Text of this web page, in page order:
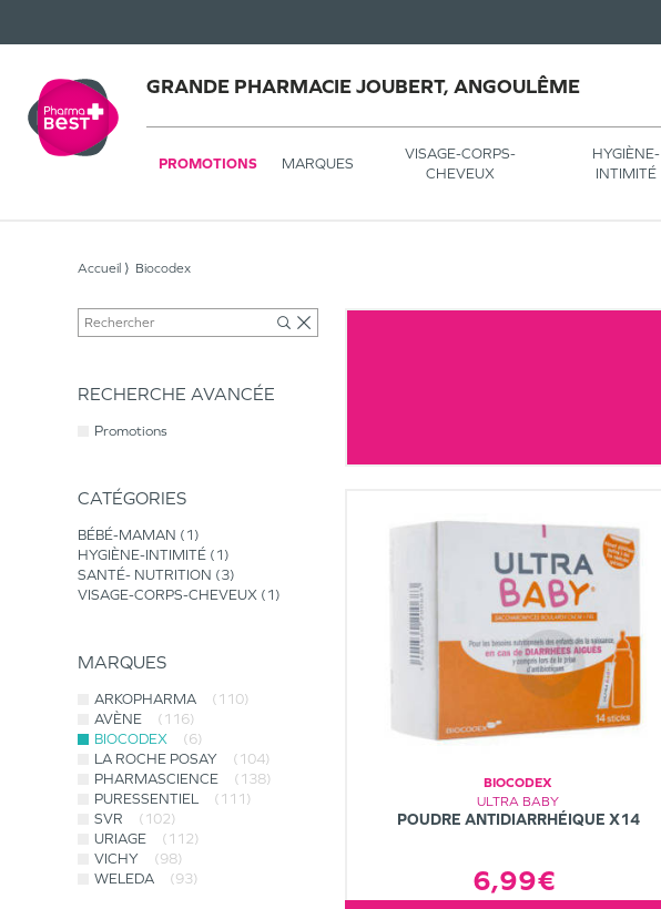
GRANDE PHARMACIE JOUBERT, ANGOULÊME
PROMOTIONS MARQUES
VISAGE-CORPS-
CHEVEUX
HYGIÈNE-
INTIMITÉ
Accueil Biocodex
RECHERCHE AVANCÉE
Promotions
CATÉGORIES
BÉBÉ-MAMAN
1
HYGIÈNE-INTIMITÉ
1
SANTÉ- NUTRITION
3
VISAGE-CORPS-CHEVEUX
1
MARQUES
ARKOPHARMA
(110)
AVÈNE
(116)
BIOCODEX
(6)
LA ROCHE POSAY
(104)
PHARMASCIENCE
(138)
PURESSENTIEL
(111)
SVR
(102)
URIAGE
(112)
VICHY
(98)
WELEDA
(93)
BIOCODEX
ULTRA BABY
POUDRE ANTIDIARRHÉIQUE X14
6,99€